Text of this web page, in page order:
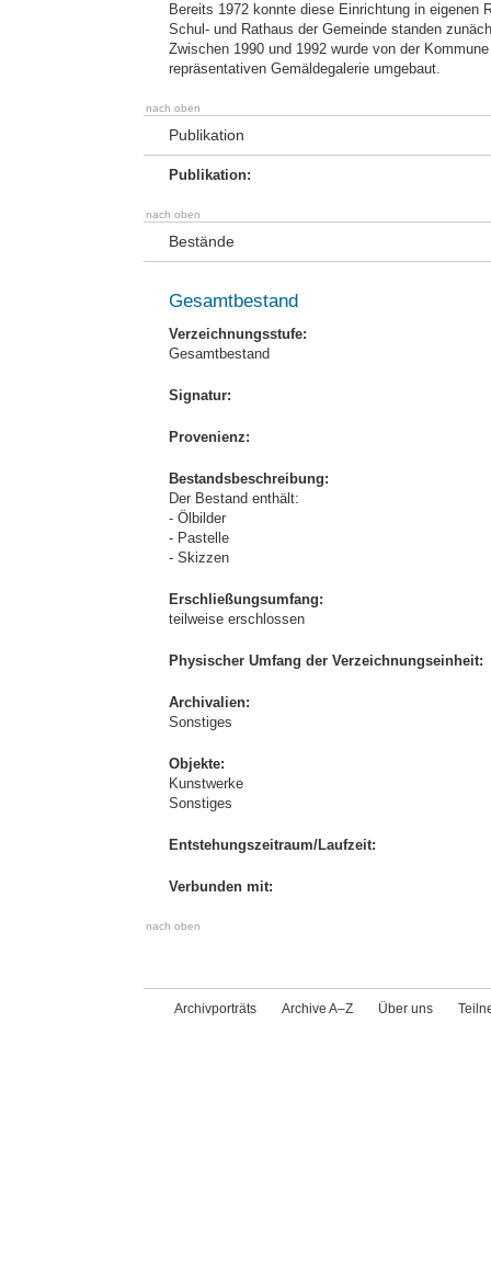
Bereits 1972 konnte diese Einrichtung in
Schul- und Rathaus der Gemeinde standen
Zwischen 1990 und 1992 wurde von der
repräsentativen Gemäldegalerie umgebaut.
nach oben
Publikation
Publikation:
nach oben
Bestände
Gesamtbestand
Verzeichnungsstufe:
Gesamtbestand
Signatur:
Provenienz:
Bestandsbeschreibung:
Der Bestand enthält:
- Ölbilder
- Pastelle
- Skizzen
Erschließungsumfang:
teilweise erschlossen
Physischer Umfang der Verzeichnungseinheit:
Archivalien:
Sonstiges
Objekte:
Kunstwerke
Sonstiges
Entstehungszeitraum/Laufzeit:
Verbunden mit:
nach oben
Archivporträts Archive A–Z Über uns